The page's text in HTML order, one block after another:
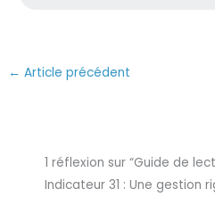
← Article précédent
1 réflexion sur “Guide de
Indicateur 31 : Une gestion